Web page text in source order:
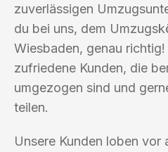
zuverlässigen
du bei uns, dem
Wiesbaden, genau
zufriedene Kunden, die
umgezogen sind und
teilen.
Unsere Kunden loben vor